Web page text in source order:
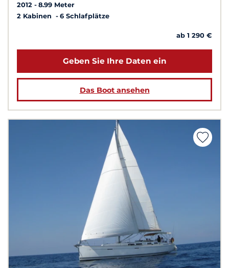
2012
8.99 Meter
2 Kabinen
6 Schlafplätze
ab 1 290 €
Geben Sie Ihre Daten ein
Das Boot ansehen